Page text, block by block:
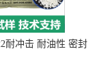
耐冲击 耐油性 密封